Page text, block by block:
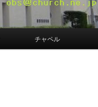
ク チャペル